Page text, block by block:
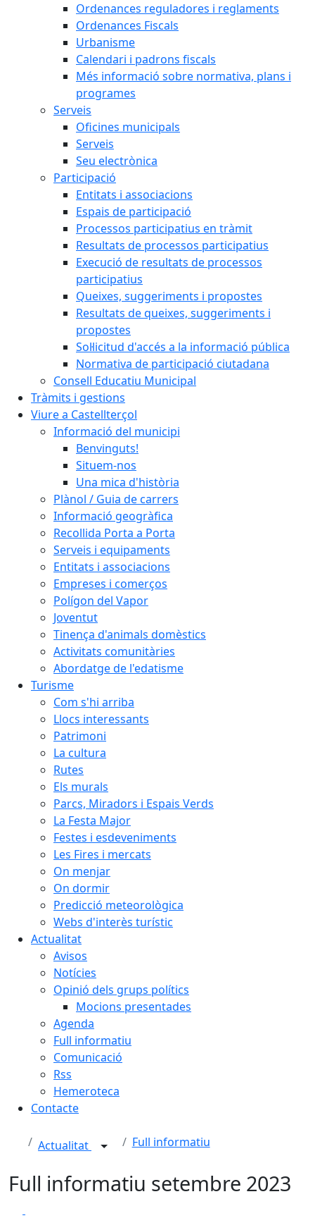
Ordenances reguladores i reglaments
Ordenances Fiscals
Urbanisme
Calendari i padrons fiscals
Més informació sobre normativa, plans i
programes
Serveis
Oficines municipals
Serveis
Seu electrònica
Participació
Entitats i associacions
Espais de participació
Processos participatius en tràmit
Resultats de processos participatius
Execució de resultats de processos
participatius
Queixes, suggeriments i propostes
Resultats de queixes, suggeriments i
propostes
Sol·licitud d'accés a la informació pública
Normativa de participació ciutadana
Consell Educatiu Municipal
Tràmits i gestions
Viure a Castellterçol
Informació del municipi
Benvinguts!
Situem-nos
Una mica d'història
Plànol / Guia de carrers
Informació geogràfica
Recollida Porta a Porta
Serveis i equipaments
Entitats i associacions
Empreses i comerços
Polígon del Vapor
Joventut
Tinença d'animals domèstics
Activitats comunitàries
Abordatge de l'edatisme
Turisme
Com s'hi arriba
Llocs interessants
Patrimoni
La cultura
Rutes
Els murals
Parcs, Miradors i Espais Verds
La Festa Major
Festes i esdeveniments
Les Fires i mercats
On menjar
On dormir
Predicció meteorològica
Webs d'interès turístic
Actualitat
Avisos
Notícies
Opinió dels grups polítics
Mocions presentades
Agenda
Full informatiu
Comunicació
Rss
Hemeroteca
Contacte
Actualitat Full informatiu
Full informatiu setembre 2023